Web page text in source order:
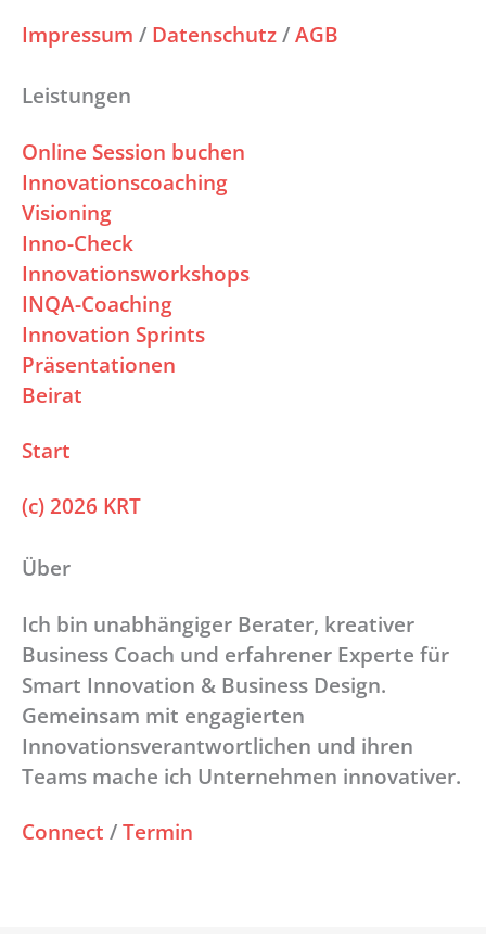
Impressum / Datenschutz / AGB
Leistungen
Online Session buchen
Innovationscoaching
Visioning
Inno-Check
Innovationsworkshops
INQA-Coaching
Innovation Sprints
Präsentationen
Beirat
Start
(c) 2026 KRT
Über
Ich bin unabhängiger Berater, kreativer
Business Coach und erfahrener Experte für
Smart Innovation & Business Design.
Gemeinsam mit engagierten
Innovationsverantwortlichen und ihren
Teams mache ich Unternehmen innovativer.
Connect / Termin